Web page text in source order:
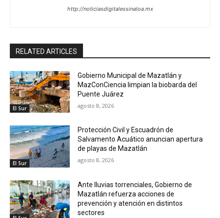
http://noticiasdigitalessinaloa.mx
RELATED ARTICLES
El Sur
Gobierno Municipal de Mazatlán y
MazConCiencia limpian la biobarda del
Puente Juárez
agosto 8, 2026
El Sur
Protección Civil y Escuadrón de
Salvamento Acuático anuncian apertura
de playas de Mazatlán
agosto 8, 2026
Ante lluvias torrenciales, Gobierno de
Mazatlán refuerza acciones de
prevención y atención en distintos
sectores